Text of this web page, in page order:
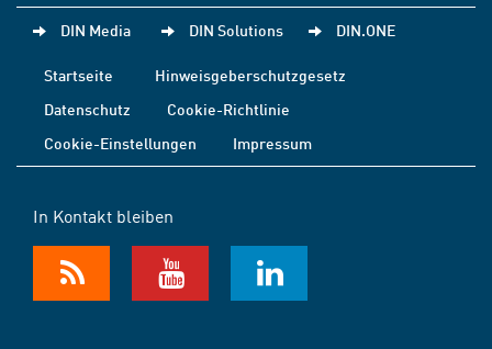
DIN Media DIN Solutions DIN.ONE
Startseite
Hinweisgeberschutzgesetz
Datenschutz
Cookie-Richtlinie
Cookie-Einstellungen
Impressum
In Kontakt bleiben